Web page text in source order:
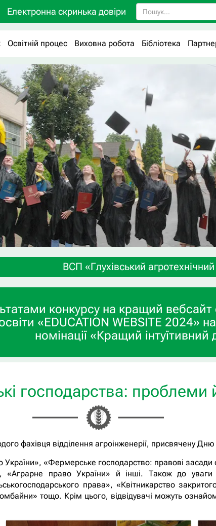
Електронна скринька довіри
Освітній процес Виховна робота Бібліотека
ВСП «Глухівський агротехнічний фаховий
конкурсу на кращий вебсайт
«EDUCATION WEBSITE 2024»
номінації «Кращий інтуїтивний
господарства: проблеми
фахівця відділення агроінженерії, присвячену
«Фермерське господарство: правові
«Аграрне право України» й інші. Також до уваги
права», «Квітникарство
тощо. Крім цього, відвідувачі можуть